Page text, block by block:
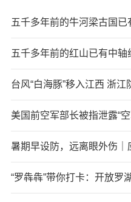
五千多年前的牛河梁古国已
五千多年前的红山已有中轴
台风“白海豚”移入江西 浙
美国前空军部长被指泄露“
暑期早设防，远离眼外伤｜
“罗犇犇”带你打卡：开放罗